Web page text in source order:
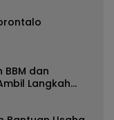
dan
Langkah